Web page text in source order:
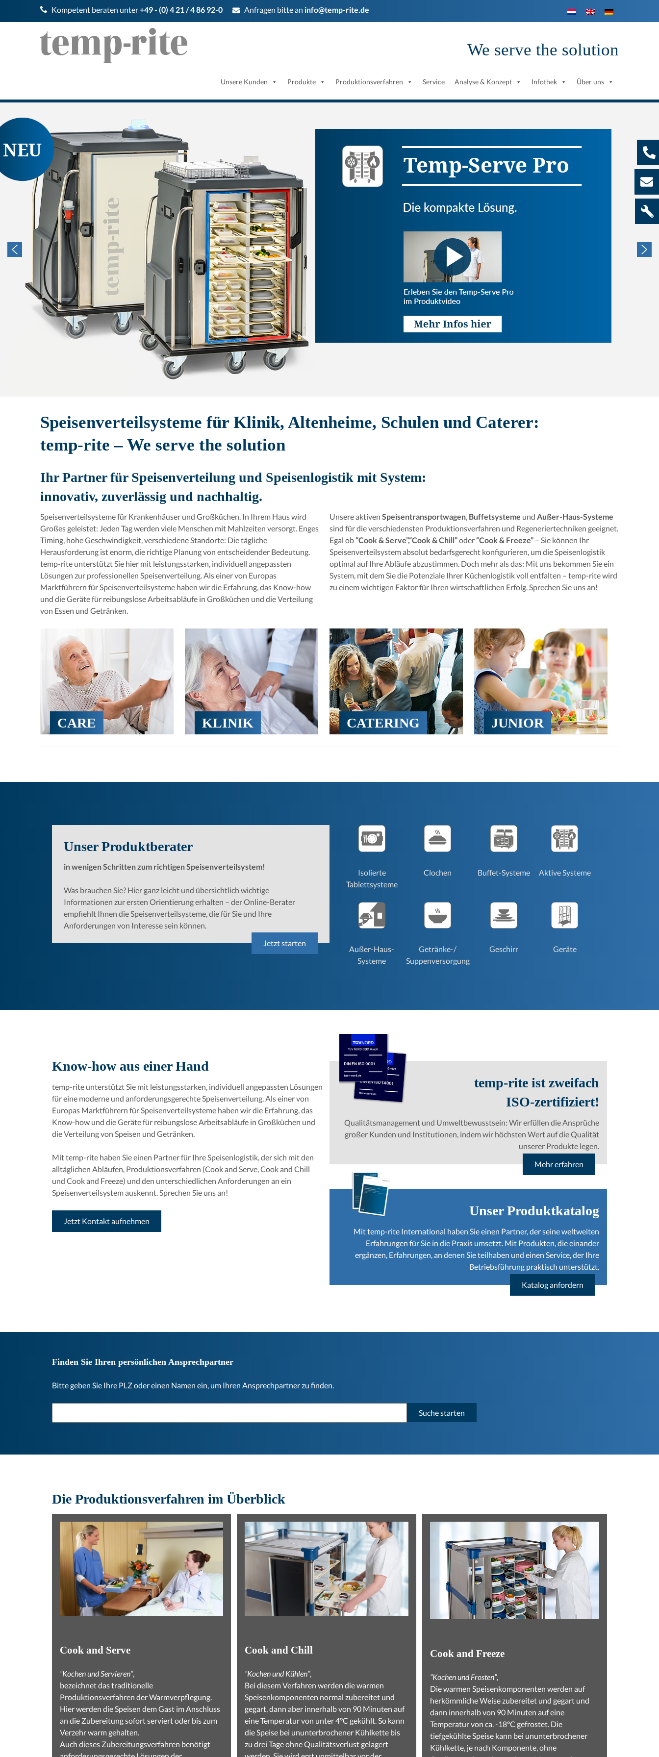
Kompetent beraten unter+49 - (0) 4 21 / 4 86 92-0 Anfragen bitte an info@temp-rite.de
We serve the solution
Unsere Kunden Produkte Produktionsverfahren Service Analyse & Konzept Infothek Über uns
Speisenverteilsysteme für Klinik, Altenheime, Schulen und Caterer:
temp-rite – We serve the solution
Ihr Partner für Speisenverteilung und Speisenlogistik mit System:
innovativ, zuverlässig und nachhaltig.
Speisenverteilsysteme für Krankenhäuser und Großküchen. In Ihrem Haus wird
Großes geleistet: Jeden Tag werden viele Menschen mit Mahlzeiten versorgt. Enges
Timing, hohe Geschwindigkeit, verschiedene Standorte: Die tägliche
Herausforderung ist enorm, die richtige Planung von entscheidender Bedeutung.
temp-rite unterstützt Sie hier mit leistungsstarken, individuell angepassten
Lösungen zur professionellen Speisenverteilung. Als einer von Europas
Marktführern für Speisenverteilsysteme haben wir die Erfahrung, das Know-how
und die Geräte für reibungslose Arbeitsabläufe in Großküchen und die Verteilung
von Essen und Getränken.
Unsere aktiven Speisentransportwagen, Buffetsysteme und Außer-Haus-Systeme
sind für die verschiedensten Produktionsverfahren und Regeneriertechniken geeignet.
Egal ob“Cook & Serve”,“Cook & Chill”oder“Cook & Freeze” – Sie können Ihr
Speisenverteilsystem absolut bedarfsgerecht konfigurieren, um die Speisenlogistik
optimal auf Ihre Abläufe abzustimmen. Doch mehr als das: Mit uns bekommen Sie ein
System, mit dem Sie die Potenziale Ihrer Küchenlogistik voll entfalten – temp-rite wird
zu einem wichtigen Faktor für Ihren wirtschaftlichen Erfolg. Sprechen Sie uns an!
CARE KLINIK CATERING JUNIOR
Unser Produktberater
in wenigen Schritten zum richtigen Speisenverteilsystem!
Was brauchen Sie? Hier ganz leicht und übersichtlich wichtige
Informationen zur ersten Orientierung erhalten – der Online-Berater
empfiehlt Ihnen die Speisenverteilsysteme, die für Sie und Ihre
Anforderungen von Interesse sein können.
Jetzt starten
Isolierte
Tablettsysteme
Clochen Buffet-Systeme Aktive Systeme
Außer-Haus-
Systeme
Getränke-/
Suppenversorgung
Geschirr Geräte
Know-how aus einer Hand
temp-rite unterstützt Sie mit leistungsstarken, individuell angepassten Lösungen
für eine moderne und anforderungsgerechte Speisenverteilung. Als einer von
Europas Marktführern für Speisenverteilsysteme haben wir die Erfahrung, das
Know-how und die Geräte für reibungslose Arbeitsabläufe in Großküchen und
die Verteilung von Speisen und Getränken.
Mit temp-rite haben Sie einen Partner für Ihre Speisenlogistik, der sich mit den
alltäglichen Abläufen, Produktionsverfahren (Cook and Serve, Cook and Chill
und Cook and Freeze) und den unterschiedlichen Anforderungen an ein
Speisenverteilsystem auskennt. Sprechen Sie uns an!
Jetzt Kontakt aufnehmen
temp-rite ist zweifach
ISO-zertifiziert!
Qualitätsmanagement und Umweltbewusstsein: Wir erfüllen die Ansprüche
großer Kunden und Institutionen, indem wir höchsten Wert auf die Qualität
unserer Produkte legen.
Mehr erfahren
Unser Produktkatalog
Mit temp-rite International haben Sie einen Partner, der seine weltweiten
Erfahrungen für Sie in die Praxis umsetzt. Mit Produkten, die einander
ergänzen, Erfahrungen, an denen Sie teilhaben und einen Service, der Ihre
Betriebsführung praktisch unterstützt.
Katalog anfordern
Finden Sie Ihren persönlichen Ansprechpartner
Bitte geben Sie Ihre PLZ oder einen Namen ein, um Ihren Ansprechpartner zu finden.
Suche starten
Die Produktionsverfahren im Überblick
Cook and Serve
“Kochen und Servieren”,
bezeichnet das traditionelle
Produktionsverfahren der Warmverpflegung.
Hier werden die Speisen dem Gast im Anschluss
an die Zubereitung sofort serviert oder bis zum
Verzehr warm gehalten.
Auch dieses Zubereitungsverfahren benötigt
Cook and Chill
“Kochen und Kühlen”,
Bei diesem Verfahren werden die warmen
Speisenkomponenten normal zubereitet und
gegart, dann aber innerhalb von 90 Minuten auf
eine Temperatur von unter 4°C gekühlt. So kann
die Speise bei ununterbrochener Kühlkette bis
zu drei Tage ohne Qualitätsverlust gelagert
Cook and Freeze
“Kochen und Frosten”,
Die warmen Speisenkomponenten werden auf
herkömmliche Weise zubereitet und gegart und
dann innerhalb von 90 Minuten auf eine
Temperatur von ca. -18°C gefrostet. Die
tiefgekühlte Speise kann bei ununterbrochener
Kühlkette, je nach Komponente, ohne